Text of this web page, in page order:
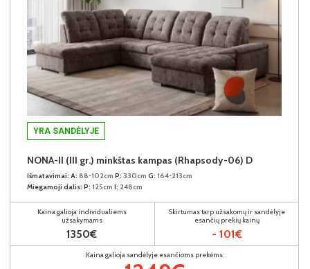
YRA SANDĖLYJE
NONA-II (III gr.) minkštas kampas (Rhapsody-06) D
Išmatavimai: A: 88-102cm P: 330cm G: 164-213cm
Miegamoji dalis: P: 125cm I: 248cm
Kaina galioja individualiems
užsakymams
1350€
Skirtumas tarp užsakomų ir sandėlyje
esančių prekių kainų
- 101€
Kaina galioja sandėlyje esančioms prekėms